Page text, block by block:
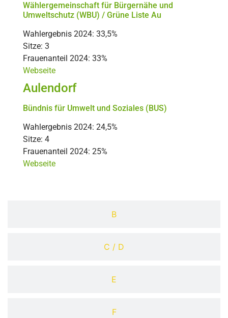
B
C / D
E
F
Wählergemeinschaft für Bürgernähe und
Umweltschutz (WBU) / Grüne Liste Au
Wahlergebnis 2024: 33,5%
Sitze: 3
Frauenanteil 2024: 33%
Webseite
Aulendorf
Bündnis für Umwelt und Soziales (BUS)
Wahlergebnis 2024: 24,5%
Sitze: 4
Frauenanteil 2024: 25%
Webseite